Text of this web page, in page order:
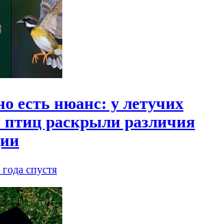
есть нюанс: у летучих
раскрыли различия
года спустя